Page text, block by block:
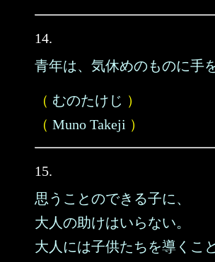
14.
青年は、気休めのものに手
（ むのたけじ ）
（ Muno Takeji ）
15.
思うことのできる子に、
大人の助けはいらない。
大人には子供たちを導くこ